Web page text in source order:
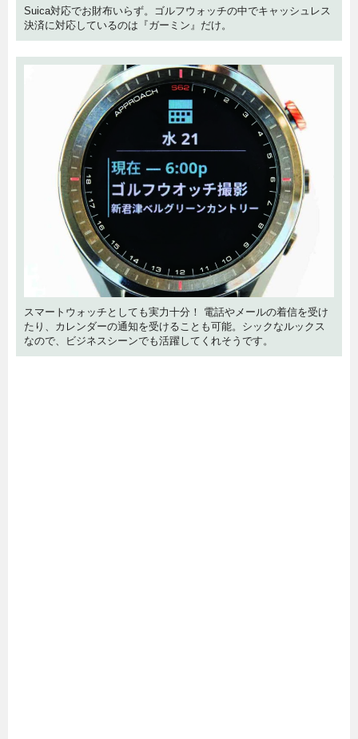
Suica対応でお財布いらず。ゴルフウォッチの中でキャッシュレス
決済に対応しているのは『ガーミン』だけ。
スマートウォッチとしても実力十分！ 電話やメールの着信を受け
たり、カレンダーの通知を受けることも可能。シックなルックス
なので、ビジネスシーンでも活躍してくれそうです。